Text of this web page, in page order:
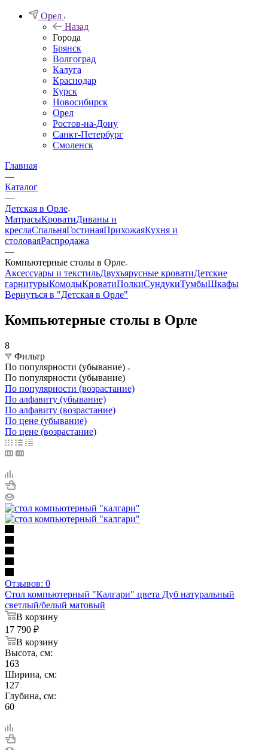
Орел
Назад
Города
Брянск
Волгоград
Калуга
Краснодар
Курск
Новосибирск
Орел
Ростов-на-Дону
Санкт-Петербург
Смоленск
Главная
—
Каталог
—
Детская в Орле
МатрасыКроватиДиваны и
креслаСпальняГостинаяПрихожаяКухня и
столоваяРаспродажа
—
Компьютерные столы в Орле
Аксессуары и текстильДвухъярусные кроватиДетские
гарнитурыКомодыКроватиПолкиСундукиТумбыШкафы
Вернуться в "Детская в Орле"
Компьютерные столы в Орле
8
Фильтр
По популярности (убывание)
По популярности (убывание)
По популярности (возрастание)
По алфавиту (убывание)
По алфавиту (возрастание)
По цене (убывание)
По цене (возрастание)
Отзывов: 0
Стол компьютерный "Калгари" цвета Дуб натуральный
светлый/белый матовый
В корзину
17 790 ₽
В корзину
Высота, см:
163
Ширина, см:
127
Глубина, см:
60